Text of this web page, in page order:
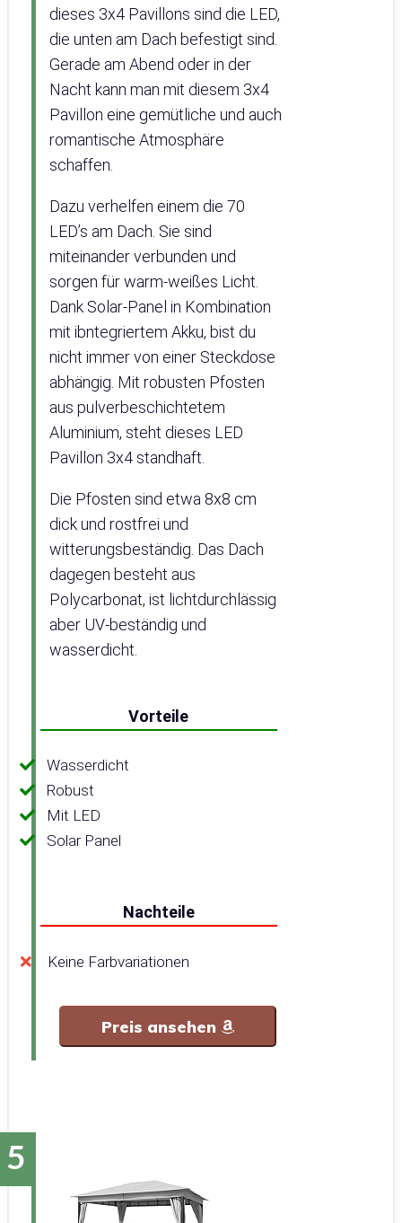
dieses 3x4 Pavillons sind die LED,
die unten am Dach befestigt sind.
Gerade am Abend oder in der
Nacht kann man mit diesem 3x4
Pavillon eine gemütliche und auch
romantische Atmosphäre
schaffen.
Dazu verhelfen einem die 70
LED’s am Dach. Sie sind
miteinander verbunden und
sorgen für warm-weißes Licht.
Dank Solar-Panel in Kombination
mit ibntegriertem Akku, bist du
nicht immer von einer Steckdose
abhängig. Mit robusten Pfosten
aus pulverbeschichtetem
Aluminium, steht dieses LED
Pavillon 3x4 standhaft.
Die Pfosten sind etwa 8x8 cm
dick und rostfrei und
witterungsbeständig. Das Dach
dagegen besteht aus
Polycarbonat, ist lichtdurchlässig
aber UV-beständig und
wasserdicht.
Vorteile
Wasserdicht
Robust
Mit LED
Solar Panel
Nachteile
Keine Farbvariationen
Preis ansehen